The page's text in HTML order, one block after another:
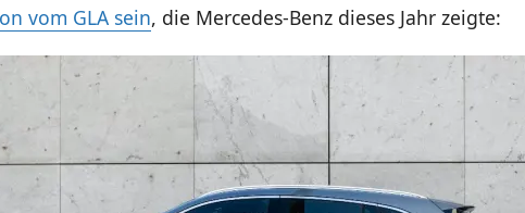
vom GLA sein, die Mercedes-Benz dieses Jahr zeigte: